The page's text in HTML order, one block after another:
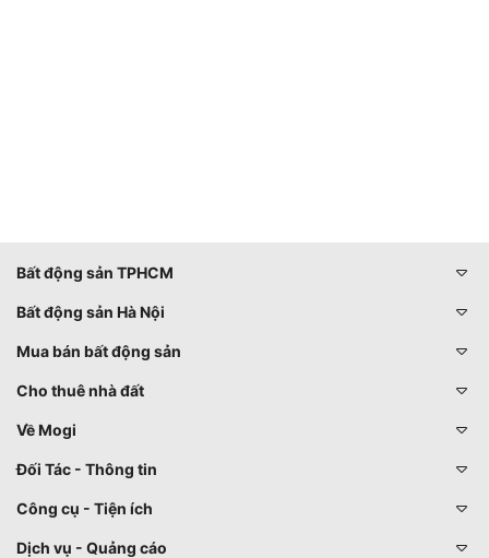
Bất động sản TPHCM
Bất động sản Hà Nội
Mua bán bất động sản
Cho thuê nhà đất
Về Mogi
Đối Tác - Thông tin
Công cụ - Tiện ích
Dịch vụ - Quảng cáo